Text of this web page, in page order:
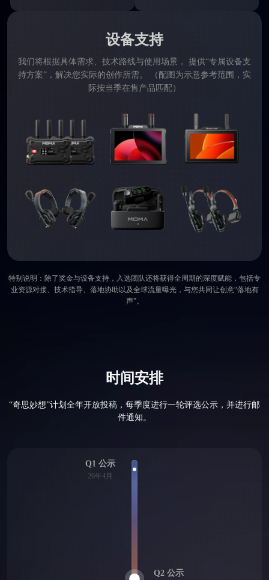
设备支持
我们将根据具体需求、技术路线与使用场景， 提供“专属设备支
持方案”，解决您实际的创作所需。 （配图为示意参考范围，实
际按当季在售产品匹配）
特别说明：除了奖金与设备支持，入选团队还将获得全周期的深度赋能，包括专
业资源对接、技术指导、落地协助以及全球流量曝光，与您共同让创意“落地有
声”。
时间安排
“奇思妙想”计划全年开放投稿，每季度进行一轮评选公示，并进行邮
件通知。
Q1 公示
26年4月
Q2 公示